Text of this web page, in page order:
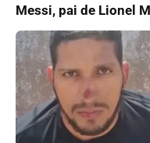
Messi, pai de Lionel